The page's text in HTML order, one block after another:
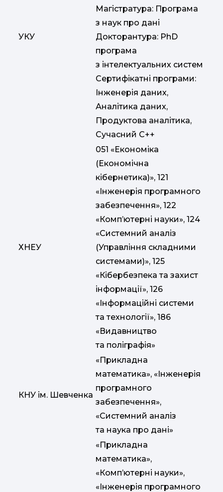
УКУ
Магістратура: Програма
з наук про дані
Докторантура: PhD
програма
з інтелектуальних систем
Сертифікатні програми:
Інженерія даних,
Аналітика даних,
Продуктова аналітика,
Сучасний С++
ХНЕУ
051 «Економіка
(Економічна
кібернетика)», 121
«Інженерія програмного
забезпечення», 122
«Комп’ютерні науки», 124
«Системний аналіз
(Управління складними
системами)», 125
«Кібербезпека та захист
інформації», 126
«Інформаційні системи
та технології», 186
«Видавництво
та поліграфія»
КНУ ім. Шевченка
«Прикладна
математика», «Інженерія
програмного
забезпечення»,
«Системний аналіз
та наука про дані»
«Прикладна
математика»,
«Комп’ютерні науки»,
«Інженерія програмного